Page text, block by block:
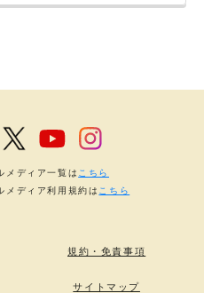
規約・免責事項
サイトマップ
メディア一覧は こちら
メディア利用規約は こちら